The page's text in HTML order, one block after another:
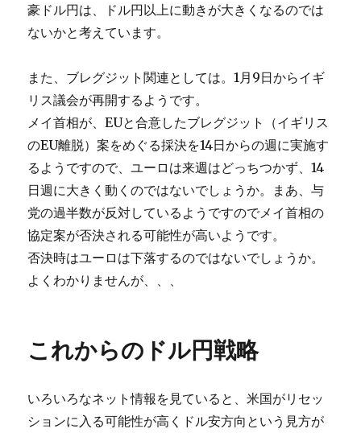
豪ドル円は、ドル円以上に動きが大きくなるのでは
ないかと考えています。
また、ブレグジット関連としては。1月9日からイギ
リス議会が再開するようです。
メイ首相が、EUと合意したブレグジット（イギリス
のEU離脱）案をめぐる採決を14日からの週に実施す
るようですので、ユーロは来週はどっちつかず、14
日週に大きく動くのではないでしょうか。まあ、与
党の過半数が反対しているようですのでメイ首相の
協定案が否決される可能性が高いようです。
否決時はユーロは下落するのではないでしょうか。
よくわかりませんが、、、
これからのドル円戦略
いろいろなネット情報を見ていると、米国がリセッ
ションに入る可能性が高くドル安方向という見方が